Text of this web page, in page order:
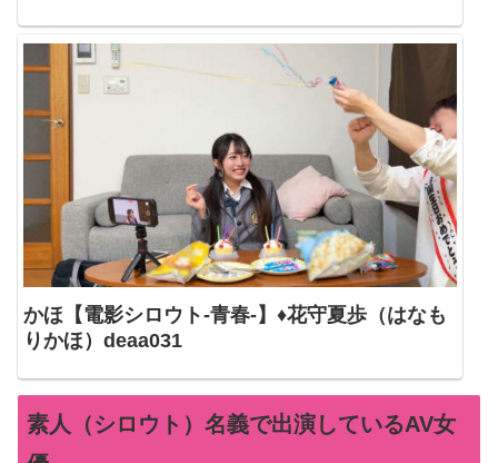
かほ【電影シロウト-青春-】♦花守夏歩（はなも
りかほ）deaa031
素人（シロウト）名義で出演しているAV女